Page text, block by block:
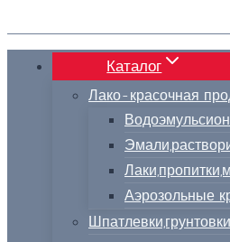
Каталог
Лако-красочная
Аэрозольные